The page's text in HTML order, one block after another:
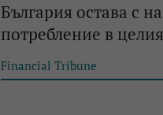
България остава с
потребление в
Financial Tribune